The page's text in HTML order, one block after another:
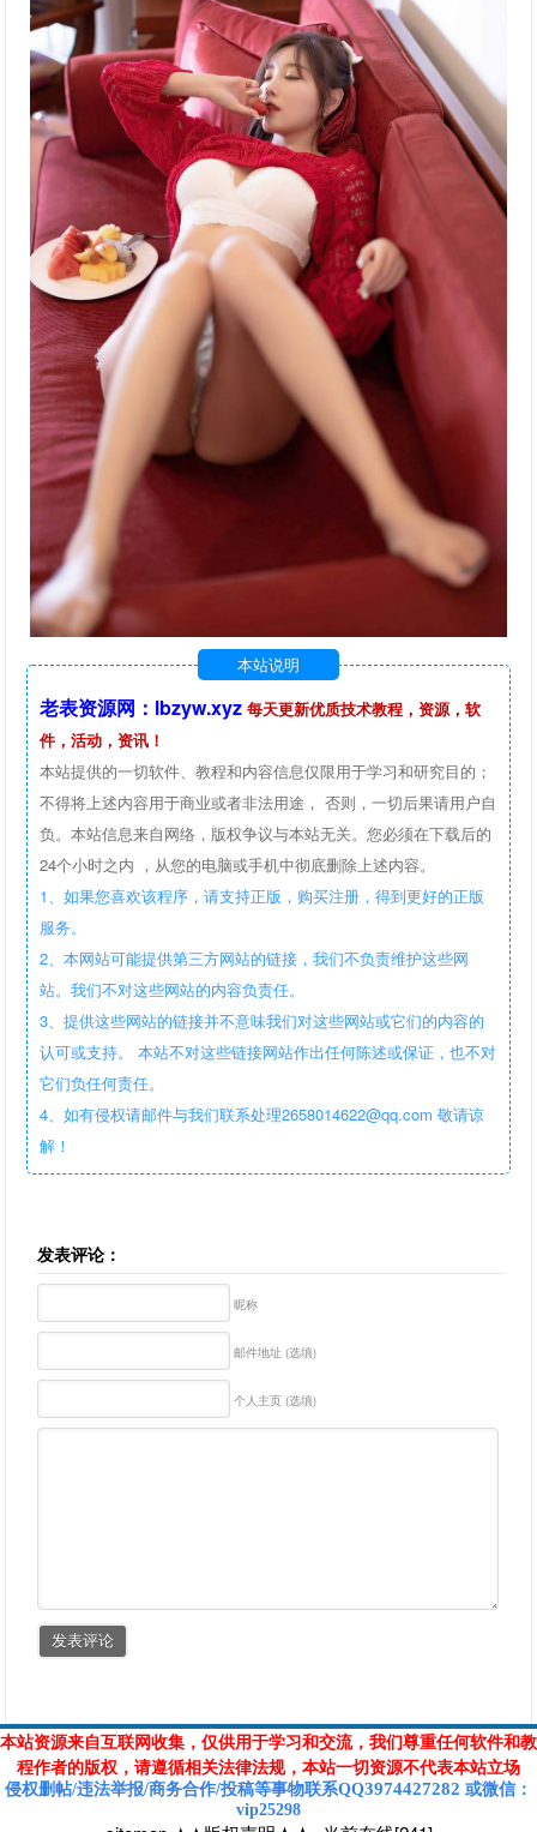
本站说明
老表资源网：lbzyw.xyz 每天更新优质技术教程，资源，软
件，活动，资讯！
本站提供的一切软件、教程和内容信息仅限用于学习和研究目的；
不得将上述内容用于商业或者非法用途， 否则，一切后果请用户自
负。本站信息来自网络，版权争议与本站无关。您必须在下载后的
24个小时之内 ，从您的电脑或手机中彻底删除上述内容。
1、如果您喜欢该程序，请支持正版，购买注册，得到更好的正版
服务。
2、本网站可能提供第三方网站的链接，我们不负责维护这些网
站。我们不对这些网站的内容负责任。
3、提供这些网站的链接并不意味我们对这些网站或它们的内容的
认可或支持。 本站不对这些链接网站作出任何陈述或保证，也不对
它们负任何责任。
4、如有侵权请邮件与我们联系处理2658014622@qq.com 敬请谅
解！
发表评论：
昵称
邮件地址 (选填)
个人主页 (选填)
本站资源来自互联网收集，仅供用于学习和交流，我们尊重任何软件和教
程作者的版权，请遵循相关法律法规，本站一切资源不代表本站立场
侵权删帖/违法举报/商务合作/投稿等事物联系QQ3974427282 或微信 ：
vip25298